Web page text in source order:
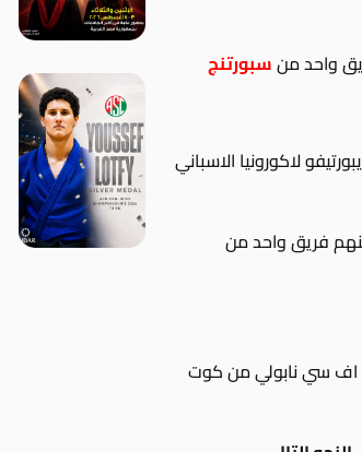
سبورتنج
لاكورونيا الاسباني
– اف سي نابولي من كوت